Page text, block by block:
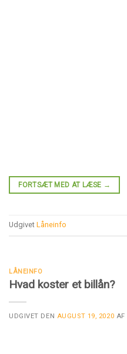
FORTSÆT MED AT LÆSE →
Udgivet Låneinfo
LÅNEINFO
Hvad koster et billån?
UDGIVET DEN AUGUST 19, 2020 AF